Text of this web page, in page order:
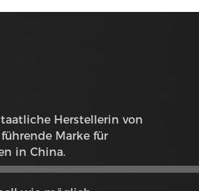
Herstellerin von
Marke für
in China.